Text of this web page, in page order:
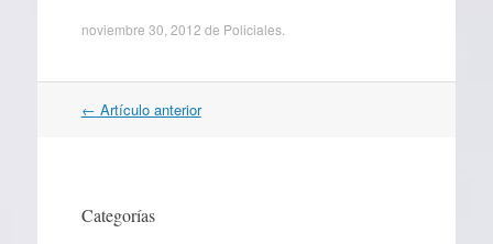
noviembre 30, 2012 de Policiales.
Navegación
← Artículo anterior
Categorías